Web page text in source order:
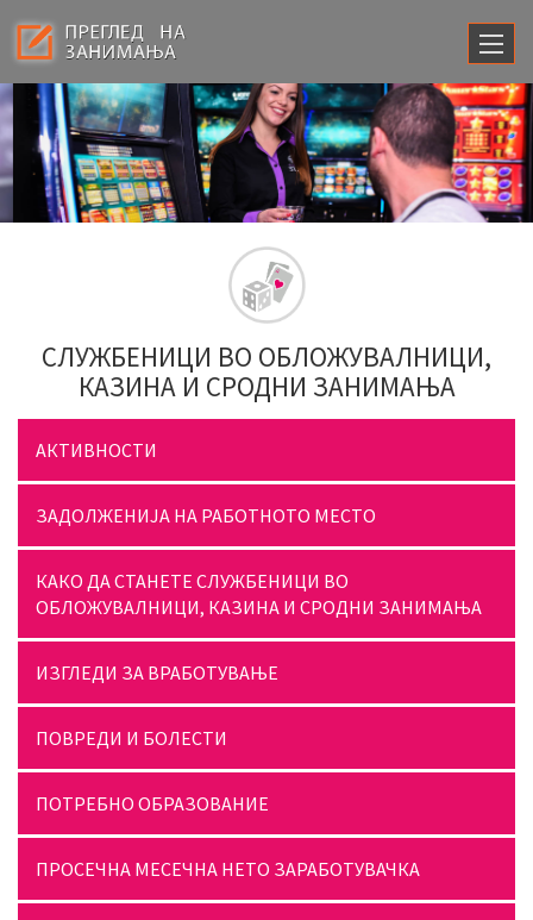
СЛУЖБЕНИЦИ ВО ОБЛОЖУВАЛНИЦИ,
КАЗИНА И СРОДНИ ЗАНИМАЊА
АКТИВНОСТИ
ЗАДОЛЖЕНИЈА НА РАБОТНОТО МЕСТО
КАКО ДА СТАНЕТЕ СЛУЖБЕНИЦИ ВО
ОБЛОЖУВАЛНИЦИ, КАЗИНА И СРОДНИ ЗАНИМАЊА
ИЗГЛЕДИ ЗА ВРАБОТУВАЊЕ
ПОВРЕДИ И БОЛЕСТИ
ПОТРЕБНО ОБРАЗОВАНИЕ
ПРОСЕЧНА МЕСЕЧНА НЕТО ЗАРАБОТУВАЧКА